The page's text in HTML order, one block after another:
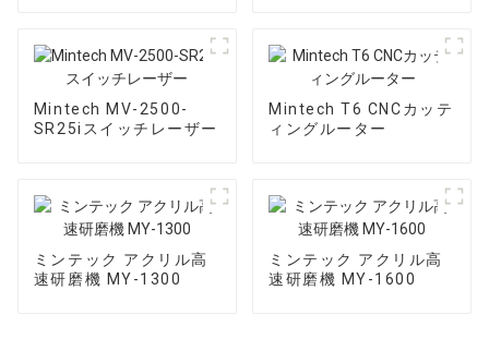
Mintech MV-2500-
SR25iスイッチレーザー
Mintech T6 CNCカッテ
ィングルーター
ミンテック アクリル高
速研磨機 MY-1300
ミンテック アクリル高
速研磨機 MY-1600